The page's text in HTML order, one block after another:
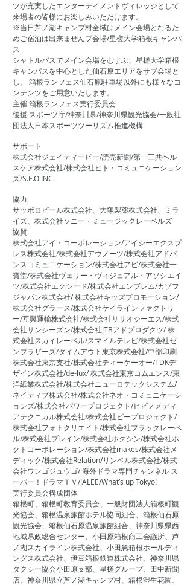
ツが充実したエンターテイメントヴィレッジとして
来場者の皆様にお楽しみいただけます。
※当日芦ノ湖キャンプ村全域はメイン会場となるた
めご宿泊は出来ませんブ会場/星槎大学箱根キャンパ
ス
シャトルバスでメイン会場をむすぶ、星槎大学箱根
キャンパスを中心とした仙石原エリアをサブ会場と
し、 箱根ランフェス仙石原駐車場以外にも様々なコ
ンテンツをご用意いたします。
主催 箱根ランフェス実行委員会
後援 スポーツ庁/神奈川県/神奈川県観光協会/一般社
団法人日本スポーツツーリズム推進機構
サポート
株式会社ジェイティービー/読売新聞/第一三共ヘル
スケア株式会社/株式会社ヒト・コミュニケーション
ズ/S.E.O INC.
協力
サッポロビール株式会社、大塚製薬株式会社、ミラ
イズ、株式会社ソニー・ミュージックレーベルズ
協賛
株式会社アイ・コーポレーション/アイシーエクスプ
レス株式会社/株式会社アウノーツ/株式会社アドバ
ンスコミュニケーション/株式会社アビ/株式会社一
寶堂/株式会社ヴェリー・ヴィジュアル・アソシエイ
ツ/株式会社エクシード/株式会社エンブレム/カゾフ
ジャパン株式会社/ 株式会社キッズプロモーション/
株式会社グラース/株式会社ケイラインファクトリ
ー/互興運輸株式会社/株式会社ササオジーエス/株式
会社サンシーズン/株式会社JTBアドプロダクツ/ 株
式会社スカイレーベル/スマイルテレビ/株式会社ゼ
ンブラザーズ/タイムアウト東京株式会社/中部印刷
株式会社東京支社/株式会社ティーケーオー/TDKデ
ザイン株式会社/de-lux/ 株式会社東京コムエンス/東
洋紙業株式会社/株式会社ニューロテックシステム/
ネイティブ株式会社/株式会社ネオ・コミュニケーシ
ョンズ/株式会社パワープロジェクト/ヒビノメディ
アテクニカル株式会社/株式会社ビープロジェクト/
株式会社フォトクリエイト/株式会社ブラックレーベ
ル/株式会社ブレイン/株式会社ホクシン/株式会社ホ
クトコーポレーション/株式会社makes/株式会社メ
ディック/株式会社Relation/リンベル株式会社/株式
会社ワンゴジュウゴ/ 海外ドラマ専門チャンネル ス
ーパー！ドラマＴＶ/JALEE/What’s up Tokyo!
実行委員会構成団体
箱根町、箱根町教育委員会、一般財団法人箱根町観
光協会、箱根温泉旅館ホテル協同組合、箱根仙石原
観光協会、箱根仙石原温泉旅館組合、神奈川県県西
地域県政総合センター、小田原箱根商工会議所、芦
ノ湖スカイライン株式会社、小田急箱根ホールディ
ングス株式会社、伊豆箱根鉄道株式会社、神奈川県
タクシー協会小田原支部、星槎グループ、田中新聞
店、神奈川県立芦ノ湖キャンプ村、箱根湿生花園、